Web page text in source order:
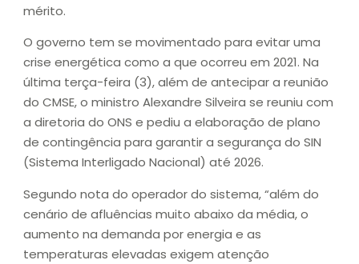
mérito.
O governo tem se movimentado para evitar uma
crise energética como a que ocorreu em 2021. Na
última terça-feira (3), além de antecipar a reunião
do CMSE, o ministro Alexandre Silveira se reuniu com
a diretoria do ONS e pediu a elaboração de plano
de contingência para garantir a segurança do SIN
(Sistema Interligado Nacional) até 2026.
Segundo nota do operador do sistema, “além do
cenário de afluências muito abaixo da média, o
aumento na demanda por energia e as
temperaturas elevadas exigem atenção